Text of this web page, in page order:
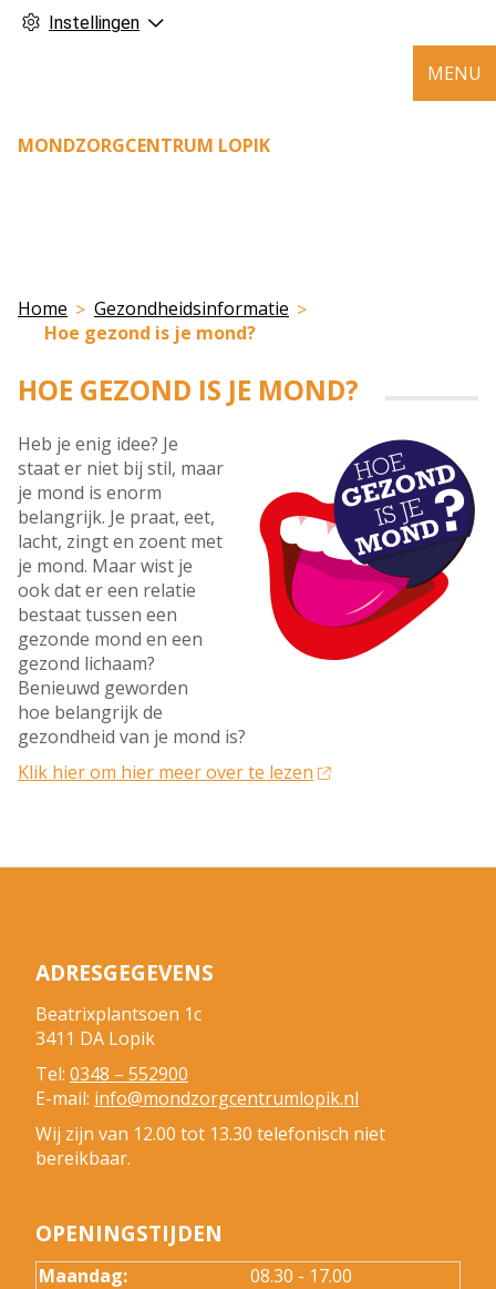
Instellingen
MONDZORGCENTRUM LOPIK
MENU
Home
Gezondheidsinformatie
Hoe gezond is je mond?
HOE GEZOND IS JE MOND?
Heb je enig idee? Je
staat er niet bij stil, maar
je mond is enorm
belangrijk. Je praat, eet,
lacht, zingt en zoent met
je mond. Maar wist je
ook dat er een relatie
bestaat tussen een
gezonde mond en een
gezond lichaam?
Benieuwd geworden
hoe belangrijk de
gezondheid van je mond is?
Klik hier om hier meer over te lezen
ADRESGEGEVENS
Beatrixplantsoen 1c
3411 DA Lopik
Tel: 0348 – 552900
E-mail: info@mondzorgcentrumlopik.nl
Wij zijn van 12.00 tot 13.30 telefonisch niet
bereikbaar.
OPENINGSTIJDEN
Maandag:
08.30 - 17.00